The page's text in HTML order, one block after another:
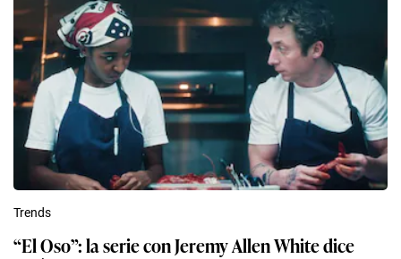
Trends
“El Oso”: la serie con Jeremy Allen White dice